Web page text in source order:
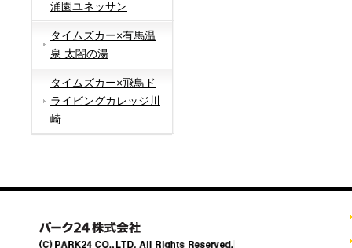
涌園ユネッサン
タイムズカー×有馬温
泉 太閤の湯
タイムズカー×飛鳥ド
ライビングカレッジ川
崎